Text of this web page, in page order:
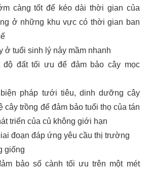
càng tốt để kéo dài thời gian của
ở những khu vực có thời gian ban
ở tuổi sinh lý nảy mầm nhanh
độ đất tối ưu để đảm bảo cây mọc
pháp tưới tiêu, dinh dưỡng cây
cây trồng để đảm bảo tuổi thọ của tán
triển của củ không giới hạn
đoạn đáp ứng yêu cầu thị trường
giống
bảo số cành tối ưu trên một mét